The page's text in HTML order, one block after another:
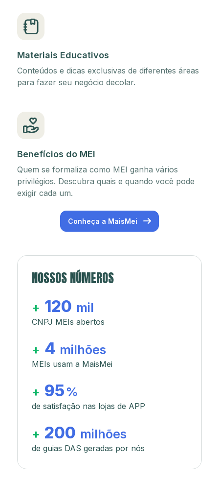
Materiais Educativos
Conteúdos e dicas exclusivas de diferentes áreas
para fazer seu negócio decolar.
Benefícios do MEI
Quem se formaliza como MEI ganha vários
privilégios. Descubra quais e quando você pode
exigir cada um.
Conheça a MaisMei
NOSSOS NÚMEROS
+ 120 mil
CNPJ MEIs abertos
+ 4 milhões
MEIs usam a MaisMei
+ 95 %
de satisfação nas lojas de APP
+ 200 milhões
de guias DAS geradas por nós